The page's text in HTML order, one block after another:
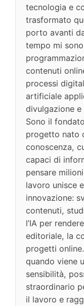
tecnologia e
trasformato
porto avanti
tempo mi
contenuti
processi
artificiale
divulgazione
Sono il
progetto nato
conoscenza,
capaci di
pensare
lavoro unisce
innovazione:
contenuti,
l’IA per
editoriale, la
progetti
quando viene
sensibilità,
straordinario
il lavoro e